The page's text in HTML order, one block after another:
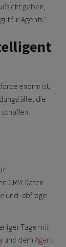
geben,
für Agents.“
enorm ist,
die
CRM-Daten
und -abfrage
Tage mit
und demAgent